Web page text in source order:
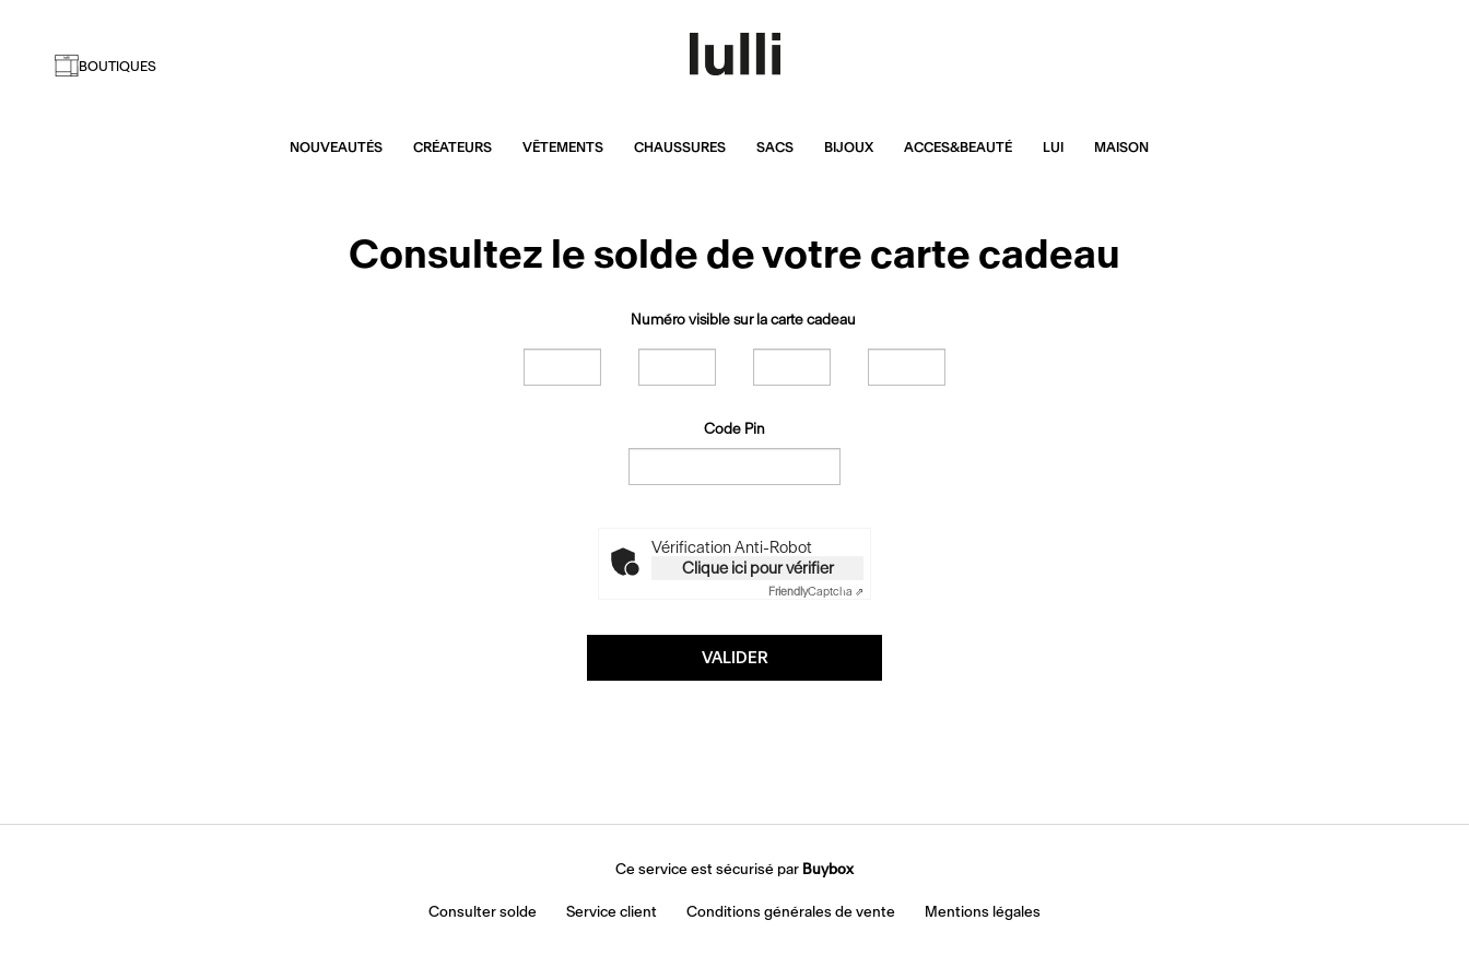
BOUTIQUES
NOUVEAUTÉS CRÉATEURS VÊTEMENTS CHAUSSURES SACS BIJOUX ACCES&BEAUTÉ LUI MAISON
Consultez le solde de votre carte cadeau
Numéro visible sur la carte cadeau
Code Pin
Vérification Anti-Robot
Clique ici pour vérifier
FriendlyCaptcha ⇗
Ce service est sécurisé par Buybox
Consulter solde Service client Conditions générales de vente Mentions légales